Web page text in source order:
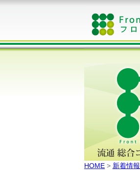
HOME > 新着情報